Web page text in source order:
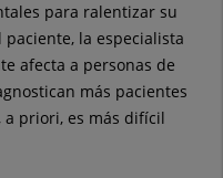
para ralentizar su
la especialista
afecta a personas de
más pacientes
a priori, es más difícil